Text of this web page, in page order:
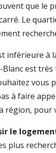
que le
Le
inférieure à
est
vous
à faire
région,
le
plus